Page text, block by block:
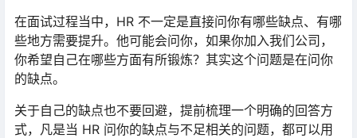
在面试过程当中，HR 不一定是直接问你有哪些缺点、有哪
些地方需要提升。他可能会问你，如果你加入我们公司，
你希望自己在哪些方面有所锻炼？其实这个问题是在问你
的缺点。
关于自己的缺点也不要回避，提前梳理一个明确的回答方
式，凡是当 HR 问你的缺点与不足相关的问题，都可以用